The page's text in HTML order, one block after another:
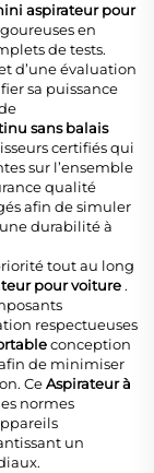
aspirateur pour
en
de tests.
d’une évaluation
sa puissance
sans balais
certifiés qui
sur l’ensemble
qualité
afin de simuler
durabilité à
tout au long
pour voiture.
respectueuses
conception
de minimiser
CeAspirateur à
normes
un